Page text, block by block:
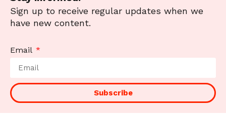
Sign up to receive regular updates when we
have new content.
Email
Subscribe